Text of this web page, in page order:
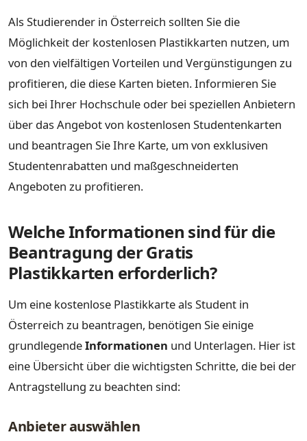
Als Studierender in Österreich sollten Sie die
Möglichkeit der kostenlosen Plastikkarten nutzen, um
von den vielfältigen Vorteilen und Vergünstigungen zu
profitieren, die diese Karten bieten. Informieren Sie
sich bei Ihrer Hochschule oder bei speziellen Anbietern
über das Angebot von kostenlosen Studentenkarten
und beantragen Sie Ihre Karte, um von exklusiven
Studentenrabatten und maßgeschneiderten
Angeboten zu profitieren.
Welche Informationen sind für die
Beantragung der Gratis
Plastikkarten erforderlich?
Um eine kostenlose Plastikkarte als Student in
Österreich zu beantragen, benötigen Sie einige
grundlegendeInformationen und Unterlagen. Hier ist
eine Übersicht über die wichtigsten Schritte, die bei der
Antragstellung zu beachten sind:
Anbieter auswählen